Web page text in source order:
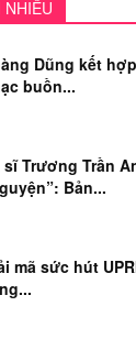
Dũng kết
buồn...
sĩ Trương Trần
Bản...
mã sức hút